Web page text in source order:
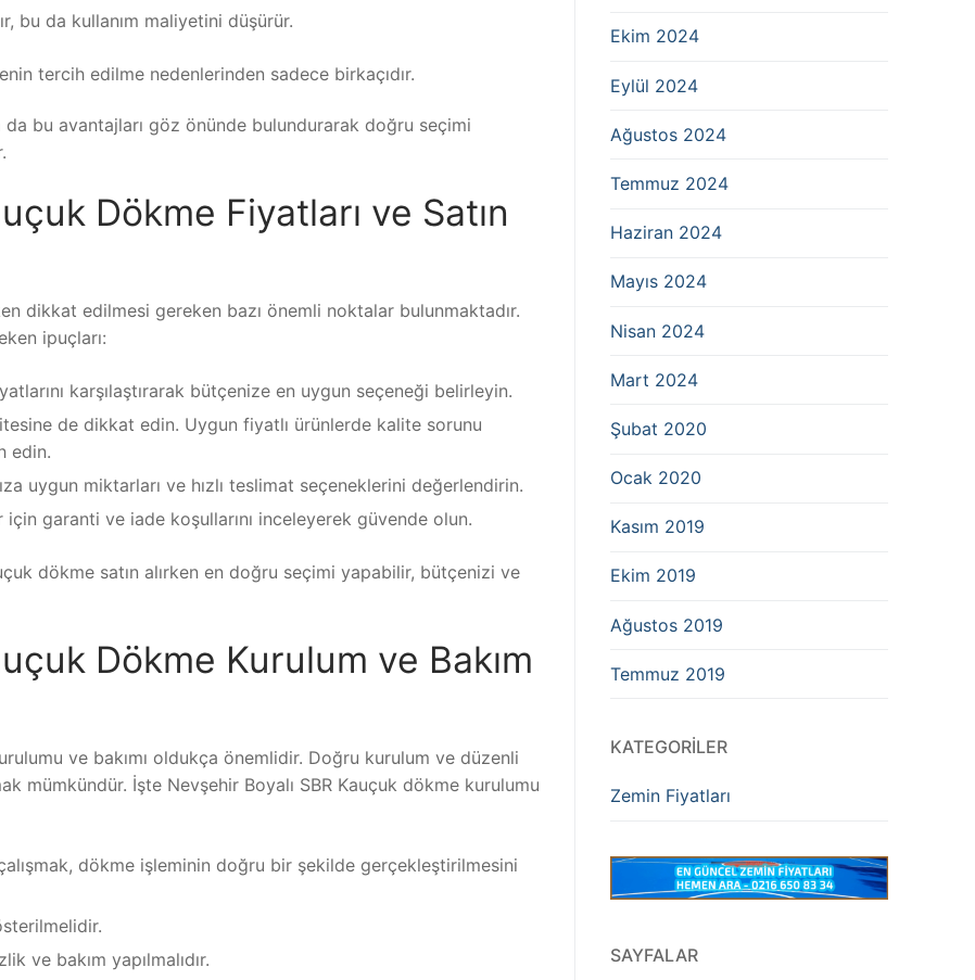
bu da kullanım maliyetini düşürür.
tercih edilme nedenlerinden sadece birkaçıdır.
da bu avantajları göz önünde bulundurarak doğru seçimi
Dökme Fiyatları ve Satın
dikkat edilmesi gereken bazı önemli noktalar bulunmaktadır.
ipuçları:
karşılaştırarak bütçenize en uygun seçeneği belirleyin.
de dikkat edin. Uygun fiyatlı ürünlerde kalite sorunu
edin.
uygun miktarları ve hızlı teslimat seçeneklerini değerlendirin.
için garanti ve iade koşullarını inceleyerek güvende olun.
dökme satın alırken en doğru seçimi yapabilir, bütçenizi ve
Dökme Kurulum ve Bakım
ve bakımı oldukça önemlidir. Doğru kurulum ve düzenli
mümkündür. İşte Nevşehir Boyalı SBR Kauçuk dökme kurulumu
dökme işleminin doğru bir şekilde gerçekleştirilmesini
ve bakım yapılmalıdır.
Ekim 2024
Eylül 2024
Ağustos 2024
Temmuz 2024
Haziran 2024
Mayıs 2024
Nisan 2024
Mart 2024
Şubat 2020
Ocak 2020
Kasım 2019
Ekim 2019
Ağustos 2019
Temmuz 2019
KATEGORILER
Zemin Fiyatları
SAYFALAR